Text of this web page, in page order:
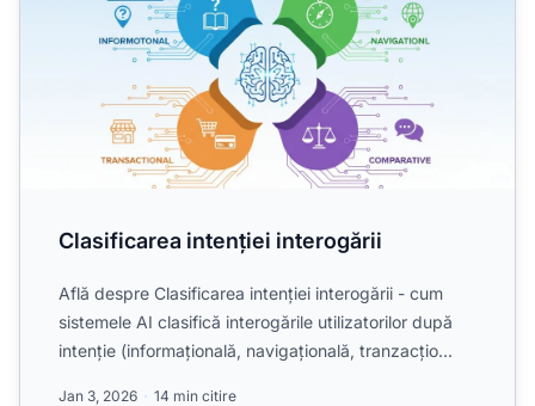
Clasificarea intenției interogării
Află despre Clasificarea intenției interogării - cum
sistemele AI clasifică interogările utilizatorilor după
intenție (informațională, navigațională, tranzacțio...
Jan 3, 2026 14 min citire